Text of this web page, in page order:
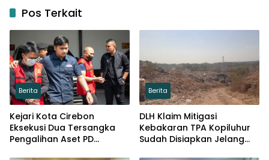
Pos Terkait
Berita
Kejari Kota Cirebon
Eksekusi Dua Tersangka
Pengalihan Aset PD
Berita
DLH Klaim Mitigasi
Kebakaran TPA Kopiluhur
Sudah Disiapkan Jelang